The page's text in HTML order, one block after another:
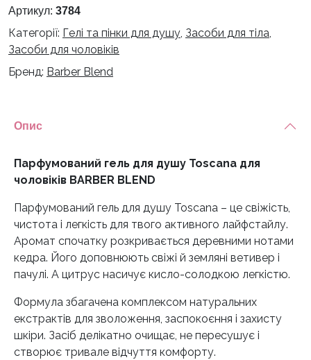
душу
Toscana
для
чоловіків
Артикул: 3784
Категорії: Гелі та пінки для душу, Засоби для тіла,
Засоби для чоловіків
Бренд: Barber Blend
Опис
Парфумований гель для душу Toscana для
чоловіків BARBER BLEND
Парфумований гель для душу Toscana – це свіжість,
чистота і легкість для твого активного лайфстайлу.
Аромат спочатку розкривається деревними нотами
кедра. Його доповнюють свіжі й земляні ветивер і
пачулі. А цитрус насичує кисло-солодкою легкістю.
Формула збагачена комплексом натуральних
екстрактів для зволоження, заспокоєння і захисту
шкіри. Засіб делікатно очищає, не пересушує і
створює тривале відчуття комфорту.